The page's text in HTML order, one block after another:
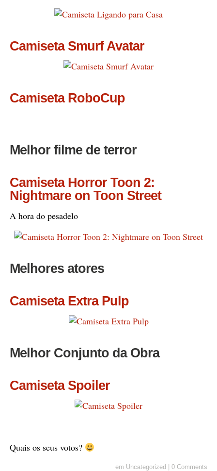
Camiseta Smurf Avatar
Camiseta RoboCup
Melhor filme de terror
Camiseta Horror Toon 2:
Nightmare on Toon Street
A hora do pesadelo
Melhores atores
Camiseta Extra Pulp
Melhor Conjunto da Obra
Camiseta Spoiler
Quais os seus votos?
em Uncategorized 0 Comments